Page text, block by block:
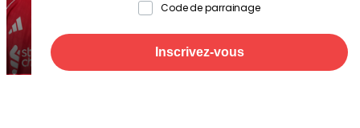
Code de parrainage
Inscrivez-vous